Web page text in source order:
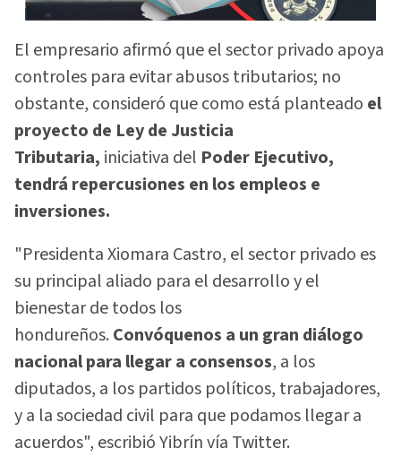
El empresario afirmó que el sector privado apoya
controles para evitar abusos tributarios; no
obstante, consideró que como está planteado el
proyecto de Ley de Justicia
Tributaria, iniciativa del Poder Ejecutivo,
tendrá repercusiones en los empleos e
inversiones.
"Presidenta Xiomara Castro, el sector privado es
su principal aliado para el desarrollo y el
bienestar de todos los
hondureños. Convóquenos a un gran diálogo
nacional para llegar a consensos, a los
diputados, a los partidos políticos, trabajadores,
y a la sociedad civil para que podamos llegar a
acuerdos", escribió Yibrín vía Twitter.